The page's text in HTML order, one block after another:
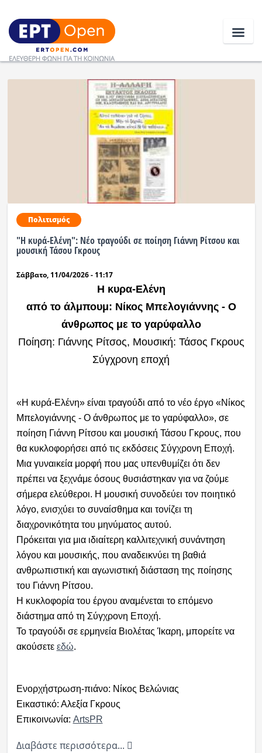
Οικονομία
Αθλητικά
Κόσμος
Πολιτισμός
"Η κυρά-Ελένη": Νέο τραγούδι σε ποίηση Γιάννη Ρίτσου και
μουσική Τάσου Γκρους
Σάββατο, 11/04/2026 - 11:17
Η κυρα-Ελένη
από το άλμπουμ: Νίκος Μπελογιάννης - Ο
άνθρωπος με το γαρύφαλλο
Ποίηση: Γιάννης Ρίτσος, Μουσική: Τάσος Γκρους
Σύγχρονη εποχή
«Η κυρά-Ελένη» είναι τραγούδι από το νέο έργο «Νίκος
Μπελογιάννης - Ο άνθρωπος με το γαρύφαλλο», σε
ποίηση Γιάννη Ρίτσου και μουσική Τάσου Γκρους, που
θα κυκλοφορήσει από τις εκδόσεις Σύγχρονη Εποχή.
Μια γυναικεία μορφή που μας υπενθυμίζει ότι δεν
πρέπει να ξεχνάμε όσους θυσιάστηκαν για να ζούμε
σήμερα ελεύθεροι. Η μουσική συνοδεύει τον ποιητικό
λόγο, ενισχύει το συναίσθημα και τονίζει τη
διαχρονικότητα του μηνύματος αυτού.
Πρόκειται για μια ιδιαίτερη καλλιτεχνική συνάντηση
λόγου και μουσικής, που αναδεικνύει τη βαθιά
ανθρωπιστική και αγωνιστική διάσταση της ποίησης
του Γιάννη Ρίτσου.
Η κυκλοφορία του έργου αναμένεται το επόμενο
διάστημα από τη Σύγχρονη Εποχή.
Το τραγούδι σε ερμηνεία Βιολέτας Ίκαρη, μπορείτε να
ακούσετε εδώ.
Ενορχήστρωση-πιάνο: Νίκος Βελώνιας
Εικαστικό: Αλεξία Γκρους
Επικοινωνία: ArtsPR
Διαβάστε περισσότερα...